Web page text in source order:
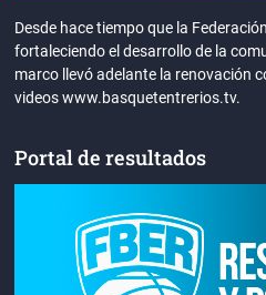
Desde hace tiempo que la
fortaleciendo el desarrollo de la
marco llevó adelante la renovación
videos www.basquetentrerios.tv.
Portal de resultados